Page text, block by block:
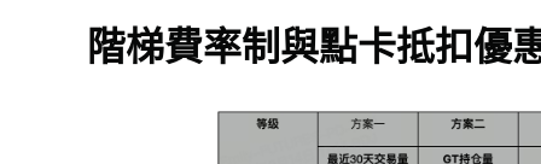
階梯費率制與點卡抵扣優